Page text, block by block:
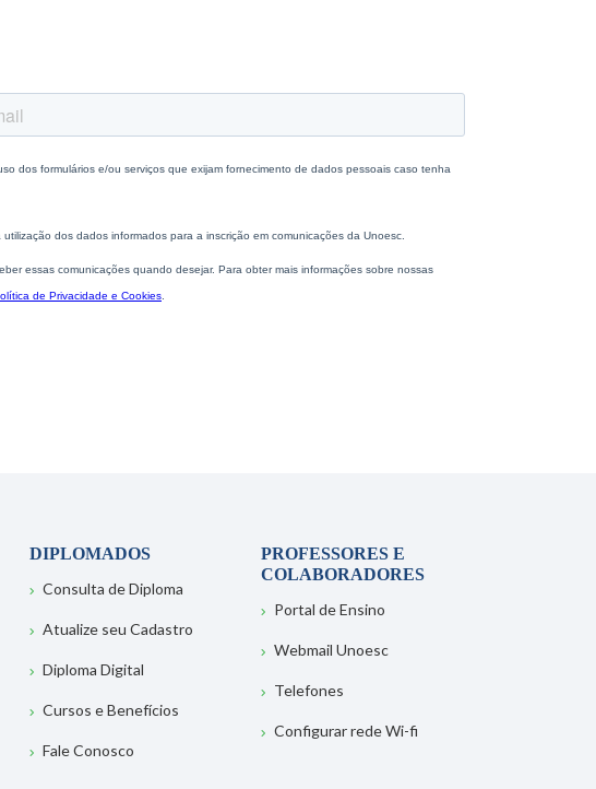
DIPLOMADOS
Consulta de Diploma
Atualize seu Cadastro
Diploma Digital
Cursos e Benefícios
Fale Conosco
PROFESSORES E
COLABORADORES
Portal de Ensino
Webmail Unoesc
Telefones
Configurar rede Wi-fi